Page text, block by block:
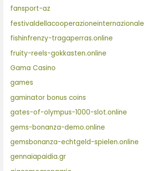
fansport-az
festivaldellacooperazioneinternazionale
fishinfrenzy-tragaperras.online
fruity-reels-gokkasten.online
Gama Casino
games
gaminator bonus coins
gates-of-olympus-1000-slot.online
gems-bonanza-demo.online
gemsbonanza-echtgeld-spielen.online
gennaiapaidia.gr